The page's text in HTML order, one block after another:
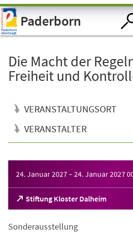
Visuelle
Assistenzsoftware
öffnen.Paderborn
Die Macht der
Freiheit und
VERANSTALTUNGSORT
VERANSTALTER
24. Januar 2027– 24. Januar 2027
Stiftung Kloster Dalheim
(Öffnet
in
neuen
Sonderausstellung